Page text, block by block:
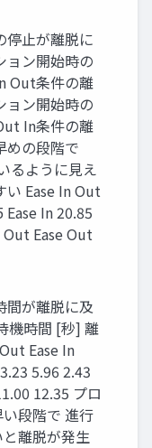
停止が離脱に
ョン開始時の
Out条件の離
ョン開始時の
In条件の離
めの段階で
るように見え
い Ease In Out
In 20.85
Out Ease Out
間が離脱に及
機時間 [秒] 離
Ease In
5.96 2.43
12.35 プロ
段階で 進行
離脱が発生